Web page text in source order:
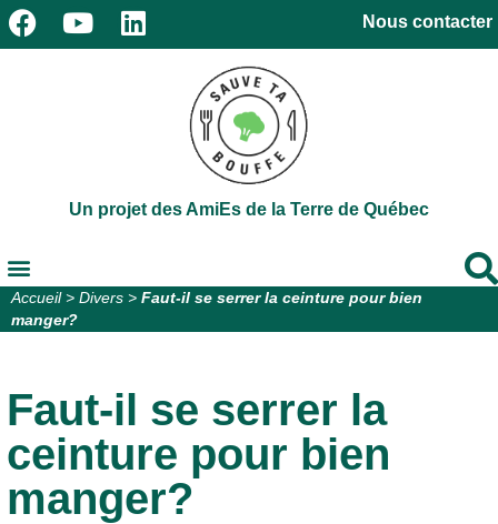
Nous contacter
Un projet des AmiEs de la Terre de Québec
Accueil> Divers > Faut-il se serrer la ceinture pour bien
manger?
Faut-il se serrer la
ceinture pour bien
manger?